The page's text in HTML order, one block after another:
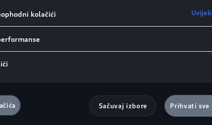
kolačići
Sačuvaj izbore Prihvati sve